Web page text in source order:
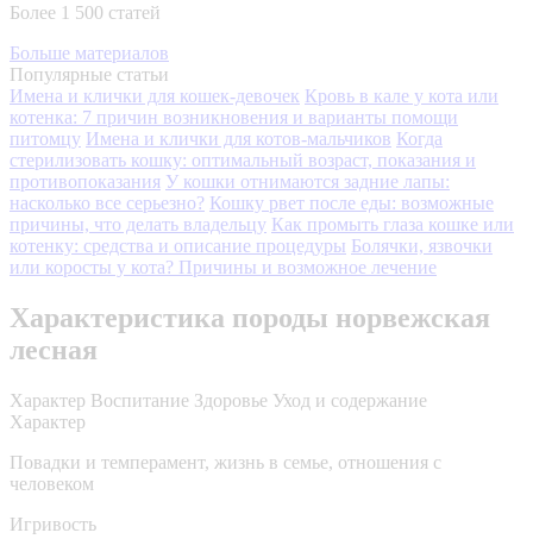
Более 1 500 статей
Больше материалов
Популярные статьи
Имена и клички для кошек-девочек Кровь в кале у кота или
котенка: 7 причин возникновения и варианты помощи
питомцу Имена и клички для котов-мальчиков Когда
стерилизовать кошку: оптимальный возраст, показания и
противопоказания У кошки отнимаются задние лапы:
насколько все серьезно? Кошку рвет после еды: возможные
причины, что делать владельцу Как промыть глаза кошке или
котенку: средства и описание процедуры Болячки, язвочки
или коросты у кота? Причины и возможное лечение
Характеристика породы норвежская
лесная
Характер Воспитание Здоровье Уход и содержание
Характер
Повадки и темперамент, жизнь в семье, отношения с
человеком
Игривость